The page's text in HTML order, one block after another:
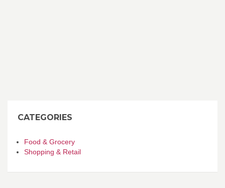
CATEGORIES
Food & Grocery
Shopping & Retail